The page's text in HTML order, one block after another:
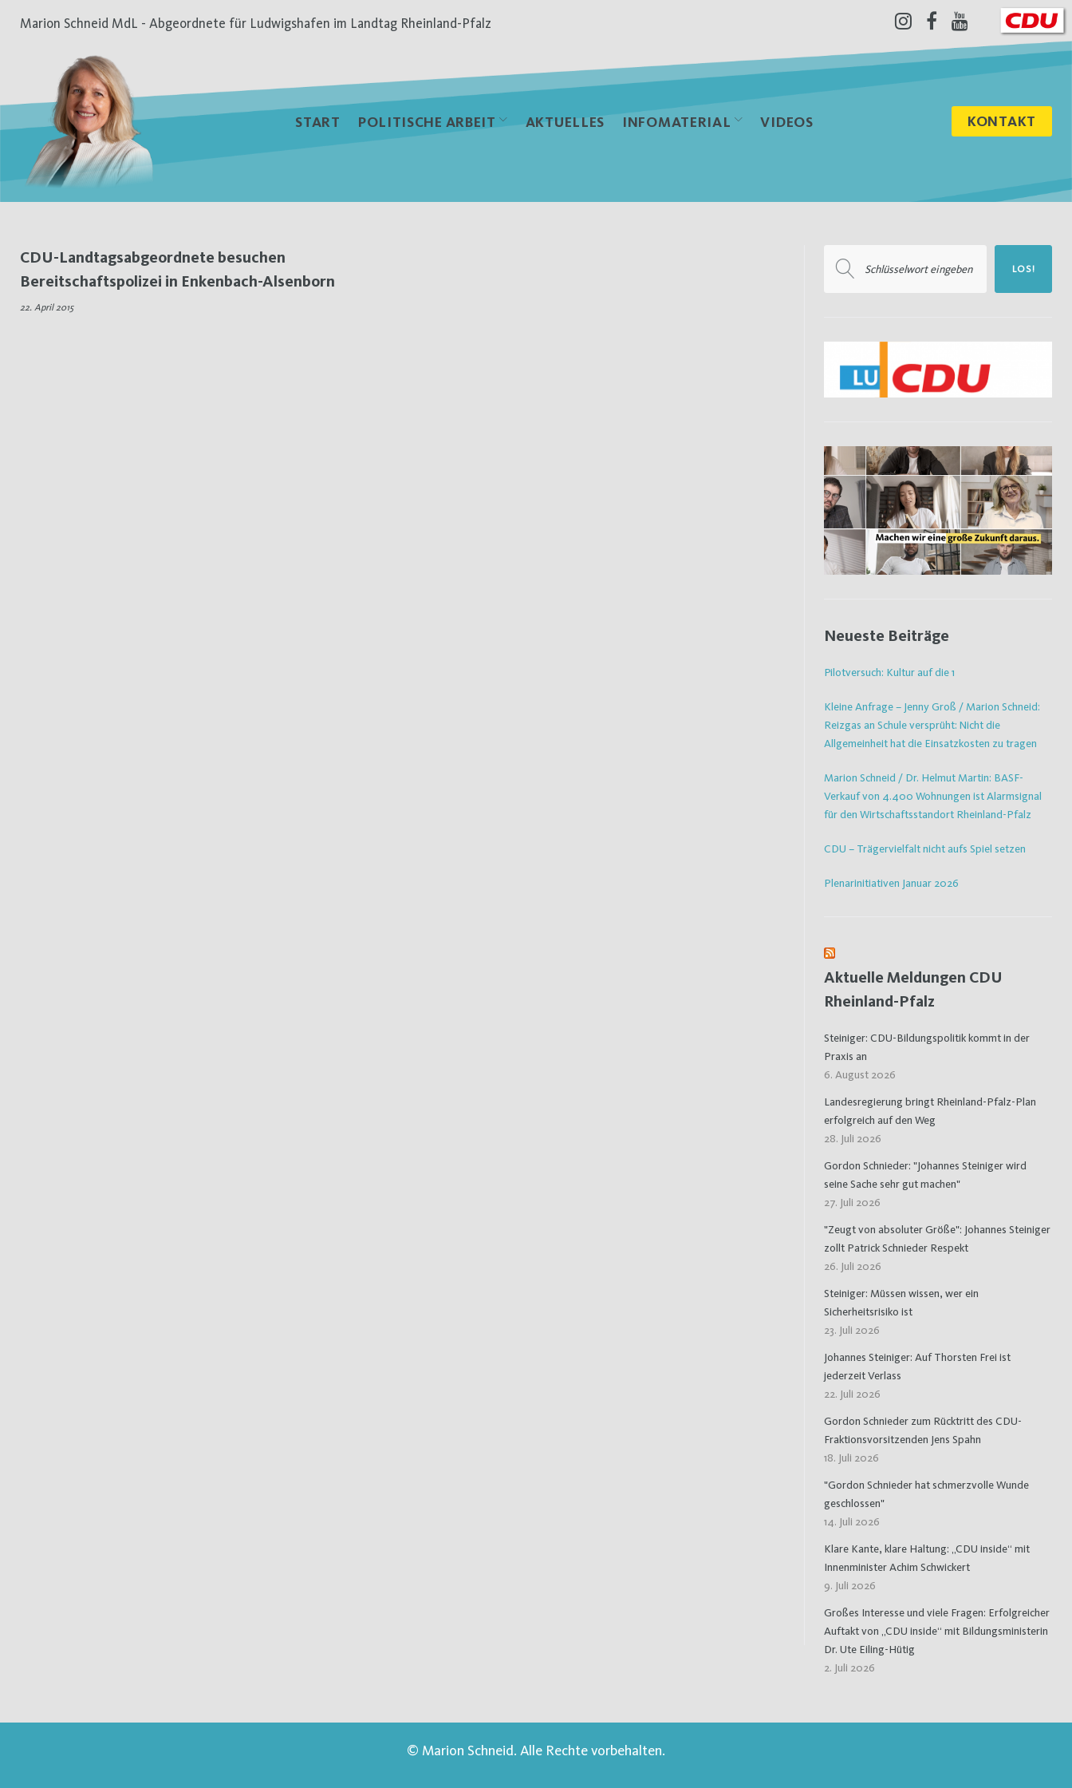
Inhalt
Marion Schneid MdL - Abgeordnete für Ludwigshafen im Landtag Rheinland-Pfalz
Instagram
Facebook
Youtube
START POLITISCHE ARBEIT AKTUELLES INFOMATERIAL VIDEOS KONTAKT
Schlagwort:
Enkenbach-
CDU-Landtagsabgeordnete besuchen
Bereitschaftspolizei in Enkenbach-Alsenborn
22. April 2015
nach:
LOS!
Neueste Beiträge
Pilotversuch: Kultur auf die 1
Kleine Anfrage – Jenny Groß / Marion Schneid:
Reizgas an Schule versprüht: Nicht die
Allgemeinheit hat die Einsatzkosten zu tragen
Marion Schneid / Dr. Helmut Martin: BASF-
Verkauf von 4.400 Wohnungen ist Alarmsignal
für den Wirtschaftsstandort Rheinland-Pfalz
CDU – Trägervielfalt nicht aufs Spiel setzen
Plenarinitiativen Januar 2026
Aktuelle Meldungen CDU
Rheinland-Pfalz
Steiniger: CDU-Bildungspolitik kommt in der
Praxis an
6. August 2026
Landesregierung bringt Rheinland-Pfalz-Plan
erfolgreich auf den Weg
28. Juli 2026
Gordon Schnieder: "Johannes Steiniger wird
seine Sache sehr gut machen"
27. Juli 2026
"Zeugt von absoluter Größe": Johannes Steiniger
zollt Patrick Schnieder Respekt
26. Juli 2026
Steiniger: Müssen wissen, wer ein
Sicherheitsrisiko ist
23. Juli 2026
Johannes Steiniger: Auf Thorsten Frei ist
jederzeit Verlass
22. Juli 2026
Gordon Schnieder zum Rücktritt des CDU-
Fraktionsvorsitzenden Jens Spahn
18. Juli 2026
"Gordon Schnieder hat schmerzvolle Wunde
geschlossen"
14. Juli 2026
Klare Kante, klare Haltung: „CDU inside“ mit
Innenminister Achim Schwickert
9. Juli 2026
Großes Interesse und viele Fragen: Erfolgreicher
Auftakt von „CDU inside“ mit Bildungsministerin
Dr. Ute Eiling-Hütig
2. Juli 2026
© Marion Schneid. Alle Rechte vorbehalten.